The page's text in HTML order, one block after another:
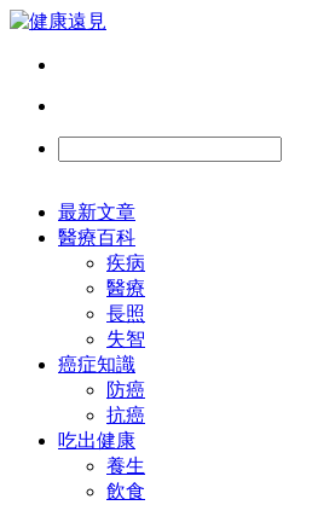
最新文章
醫療百科
疾病
醫療
長照
失智
癌症知識
防癌
抗癌
吃出健康
養生
飲食